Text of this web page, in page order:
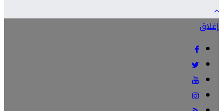
إغلاق